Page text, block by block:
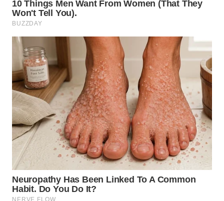
WN
WN
PADANG
LAWAS
WN
SUMEDANG
WN
CIANJUR
WN
KEPULAUAN
SERIBU